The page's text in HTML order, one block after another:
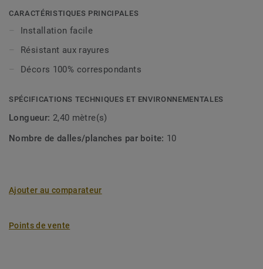
viennent dans un format 10x44x2400 mm. Très faciles à
installer, ils sont également résistants aux rayures et
CARACTÉRISTIQUES PRINCIPALES
Installation facile
Résistant aux rayures
Décors 100% correspondants
SPÉCIFICATIONS TECHNIQUES ET ENVIRONNEMENTALES
Longueur: 2,40 mètre(s)
Nombre de dalles/planches par boite: 10
Ajouter au comparateur
Points de vente